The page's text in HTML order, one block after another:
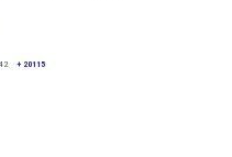
+ 20115